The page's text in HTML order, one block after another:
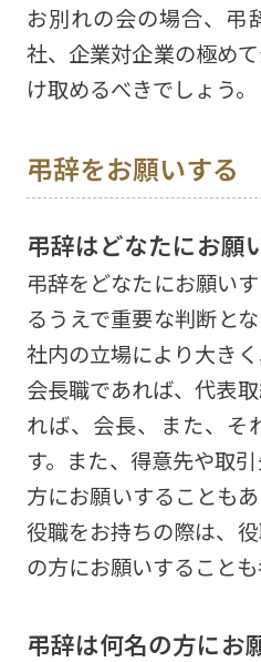
お別れの会の場合、弔
社、企業対企業の極め
け取めるべきでしょう。
弔辞をお願いする
弔辞はどなたにお願
弔辞をどなたにお願い
るうえで重要な判断と
社内の立場により大き
会長職であれば、代表
れば、会長、また、そ
す。また、得意先や取
方にお願いすることも
役職をお持ちの際は、
の方にお願いすることも
弔辞は何名の方にお